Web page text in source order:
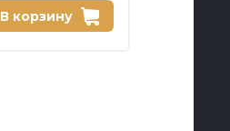
В корзину